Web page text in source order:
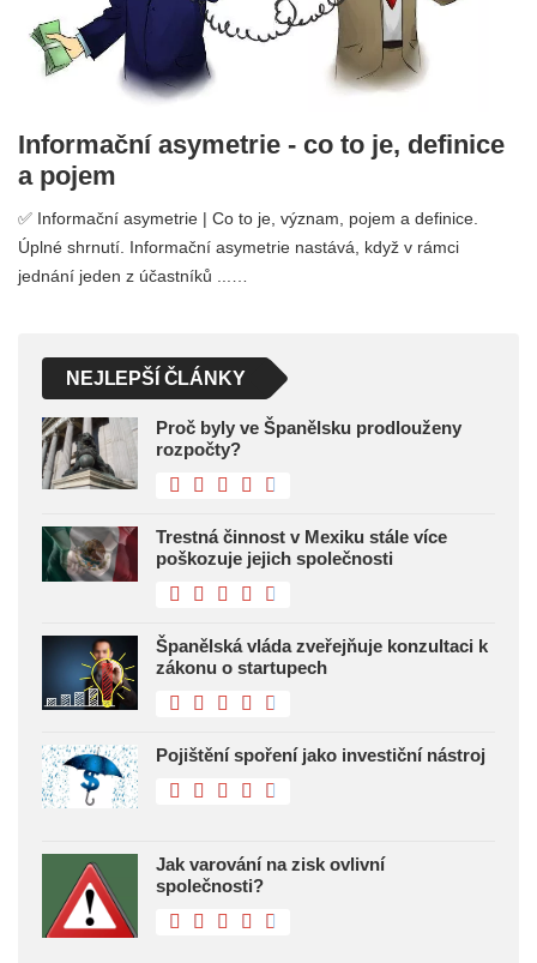
Informační asymetrie - co to je, definice
a pojem
✅ Informační asymetrie | Co to je, význam, pojem a definice.
Úplné shrnutí. Informační asymetrie nastává, když v rámci
jednání jeden z účastníků ...…
NEJLEPŠÍ ČLÁNKY
Proč byly ve Španělsku prodlouženy
rozpočty?
Trestná činnost v Mexiku stále více
poškozuje jejich společnosti
Španělská vláda zveřejňuje konzultaci k
zákonu o startupech
Pojištění spoření jako investiční nástroj
Jak varování na zisk ovlivní
společnosti?